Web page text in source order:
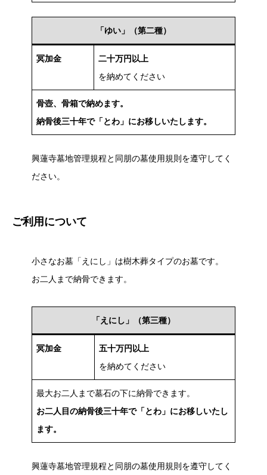
「ゆい」（第二種）
冥加金
二十万円以上
を納めてください
骨壺、骨箱で納めます。
納骨後三十年で「とわ」にお移しいたします。
興蓮寺墓地管理規程と同朋の墓使用規則を遵守してく
ださい。
ご利用について
小さなお墓「えにし」は樹木葬タイプのお墓です。
お二人まで納骨できます。
「えにし」（第三種）
冥加金
五十万円以上
を納めてください
最大お二人まで墓石の下に納骨できます。
お二人目の納骨後三十年で「とわ」にお移しいたし
ます。
興蓮寺墓地管理規程と同朋の墓使用規則を遵守してく